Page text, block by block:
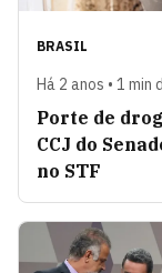
BRASIL
Há 2 anos • 1 min
Porte de
CCJ do
no STF